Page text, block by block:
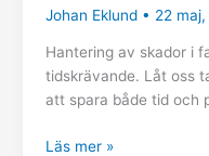
Johan Eklund • 22
Hantering av skador i
tidskrävande. Låt oss
att spara både tid och
Läs mer »